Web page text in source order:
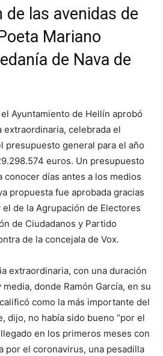
de las avenidas de
Mariano
de Nava de
Ayuntamiento de Hellín aprobó
extraordinaria, celebrada el
presupuesto general para el año
euros. Un presupuesto
conocer días antes a los medios
propuesta fue aprobada gracias
el de la Agrupación de Electores
de Ciudadanos y Partido
de la concejala de Vox.
extraordinaria, con una duración
donde Ramón García, en su
como la más importante del
dijo, no había sido bueno “por el
en los primeros meses con
por el coronavirus, una pesadilla